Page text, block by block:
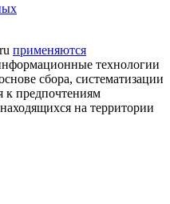
применяются
технологии
сбора, систематизации
к предпочтениям
на территории